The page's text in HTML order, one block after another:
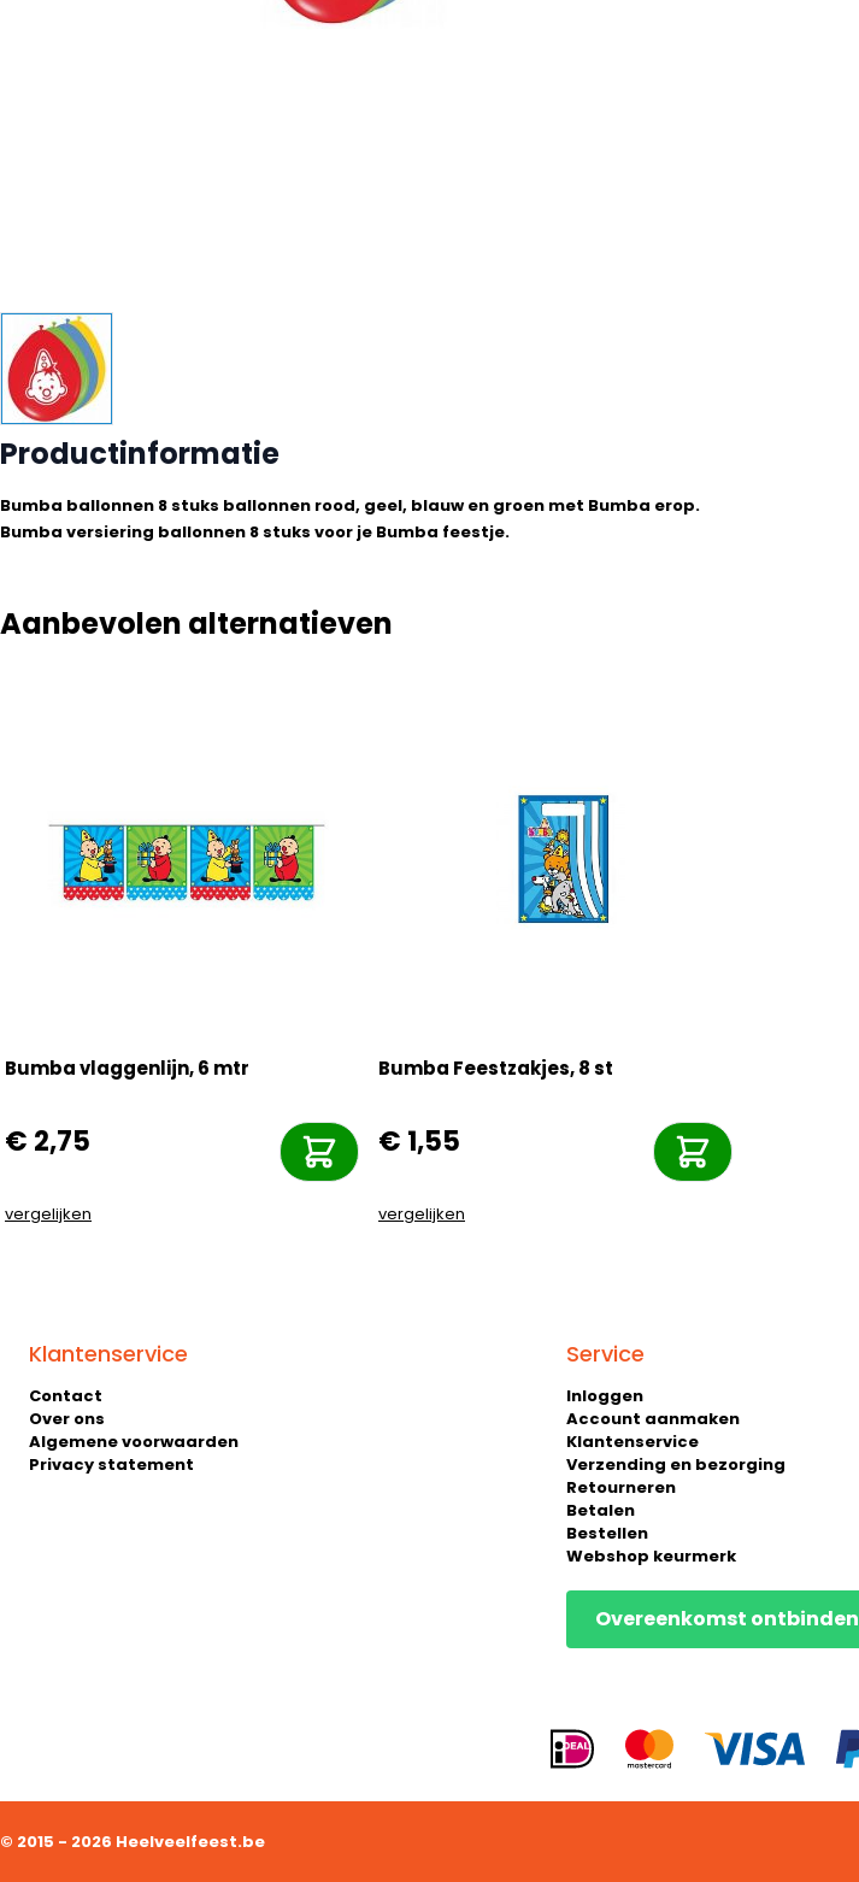
Productinformatie
Bumba ballonnen 8 stuks ballonnen rood, geel, blauw en groen met Bumba erop.
Bumba versiering ballonnen 8 stuks voor je Bumba feestje.
Aanbevolen alternatieven
Bumba vlaggenlijn, 6 mtr
€ 2,75
vergelijken
Bumba Feestzakjes, 8 st
€ 1,55
vergelijken
Klantenservice
Contact
Over ons
Algemene voorwaarden
Privacy statement
Service
Inloggen
Account aanmaken
Klantenservice
Verzending en bezorging
Retourneren
Betalen
Bestellen
Webshop keurmerk
Overeenkomst ontbinden
© 2015 - 2026 Heelveelfeest.be